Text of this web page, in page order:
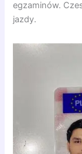
egzaminów.
jazdy.